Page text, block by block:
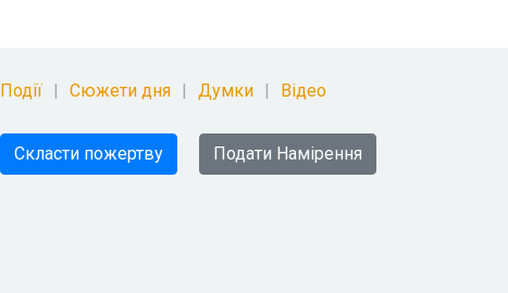
Події Сюжети дня Думки Відео
Скласти пожертву Подати Намірення